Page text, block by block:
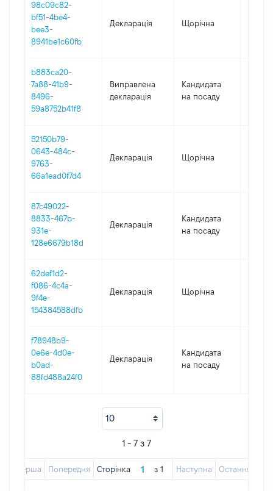
98c09c82-
bf51-4be4-
bee3-
8941be1c60fb
Декларація Щорічна
b883ca20-
7a88-41b9-
8496-
59a8752b41f8
Виправлена
декларація
Кандидата
на посаду
52150b79-
0643-484c-
9763-
66a1ead0f7d4
Декларація Щорічна
87c49022-
8833-467b-
931e-
128e6679b18d
Декларація
Кандидата
на посаду
62def1d2-
f086-4c4a-
9f4e-
154384588dfb
Декларація Щорічна
f78948b9-
0e6e-4d0e-
b0ad-
88fd488a24f0
Декларація
Кандидата
на посаду
1 - 7 з 7
Перша Попередня Сторінка з 1 Наступна Остання